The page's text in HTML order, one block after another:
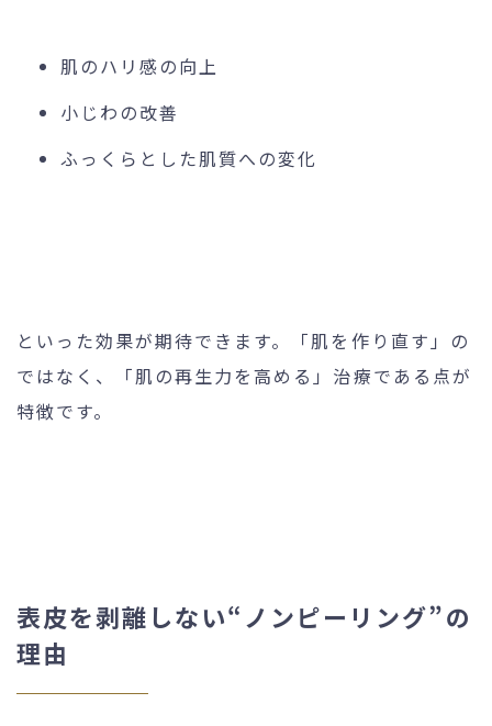
肌のハリ感の向上
小じわの改善
ふっくらとした肌質への変化
といった効果が期待できます。「肌を作り直す」の
ではなく、「肌の再生力を高める」治療である点が
特徴です。
表皮を剥離しない“ノンピーリング”の
理由